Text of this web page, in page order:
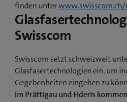
finden unterwww.swisscom.ch/
Swisscom
Swisscom setzt schweizweit
Glasfasertechnologien ein, um
Gegebenheiten eingehen zu
im Prättigau und Fideris